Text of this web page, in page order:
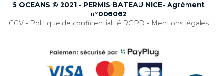
5 OCEANS © 2021 - PERMIS BATEAU NICE- Agrément
n°006062
CGV- Politique de confidentialité RGPD - Mentions légales